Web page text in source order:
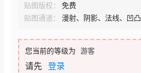
贴图版权：
免费
贴图通道：
漫射、阴影、法线、凹凸
您当前的等级为 游客
请先 登录